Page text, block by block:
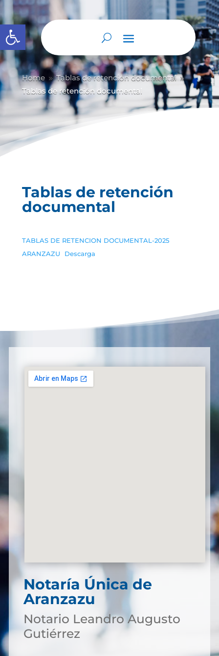
Abrir barra de herramientas
Home 9 Tablas de retención documental 9
Tablas de retención documental
Tablas de retención
documental
TABLAS DE RETENCION DOCUMENTAL-2025
ARANZAZU
Descarga
Notaría Única de
Aranzazu
Notario Leandro Augusto
Gutiérrez